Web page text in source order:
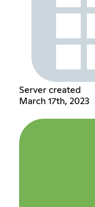
Server created
March 17th, 2023